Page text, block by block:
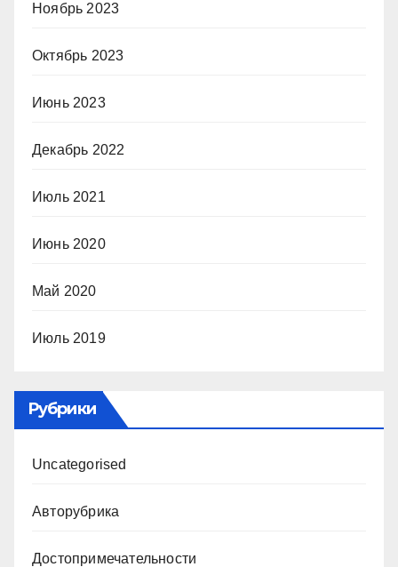
Ноябрь 2023
Октябрь 2023
Июнь 2023
Декабрь 2022
Июль 2021
Июнь 2020
Май 2020
Июль 2019
Рубрики
Uncategorised
Авторубрика
Достопримечательности